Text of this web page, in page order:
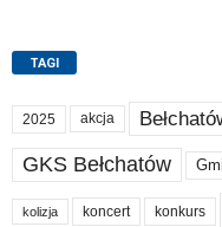
TAGI
2025 akcja
GKS Bełchatów
kolizja koncert konkurs